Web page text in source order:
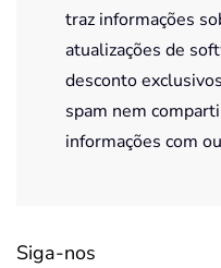
traz informações
atualizações de
desconto
spam nem
informações com
Siga-nos